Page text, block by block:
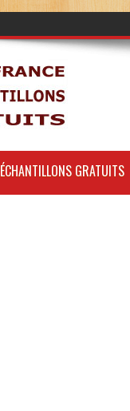
ÉCHANTILLONS GRATUITS